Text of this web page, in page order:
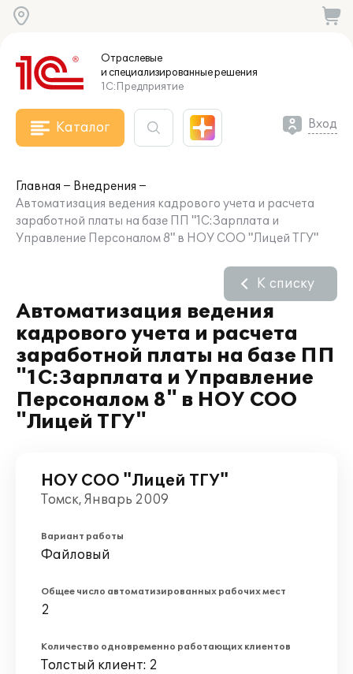
Отраслевые
и специализированныерешения
1С:Предприятие
Каталог Вход
Главная
Внедрения
Автоматизация ведения кадрового учета и расчета
заработной платы на базе ПП "1С:Зарплата и
Управление Персоналом 8" в НОУ СОО "Лицей ТГУ"
Автоматизация ведения
кадрового учета и расчета
заработной платы на базе ПП
"1С:Зарплата и Управление
Персоналом 8" в НОУ СОО
"Лицей ТГУ"
К списку
НОУ СОО "Лицей ТГУ"
Томск, Январь 2009
Вариант работы
Файловый
Общее число автоматизированных рабочих мест
2
Количество одновременно работающих клиентов
Толстый клиент: 2